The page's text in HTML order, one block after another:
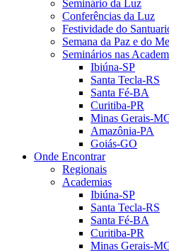
Seminário da Luz
Conferências da Luz
Festividade do
Semana da Paz e do
Seminários nas
Ibiúna-SP
Santa Tecla-RS
Santa Fé-BA
Curitiba-PR
Minas Gerais-
Amazônia-PA
Goiás-GO
Onde Encontrar
Regionais
Academias
Ibiúna-SP
Santa Tecla-RS
Santa Fé-BA
Curitiba-PR
Minas Gerais-